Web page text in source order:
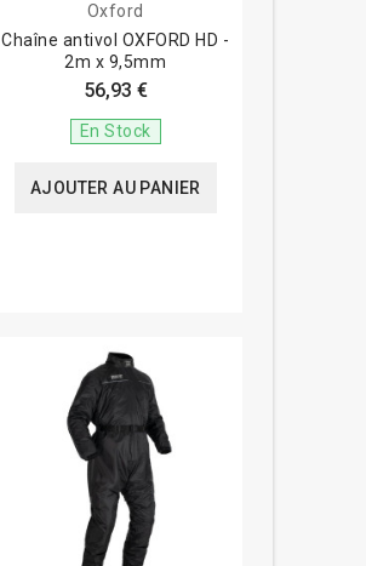
Oxford
Chaîne antivol OXFORD HD -
2m x 9,5mm
56,93 €
En Stock
AJOUTER AU PANIER